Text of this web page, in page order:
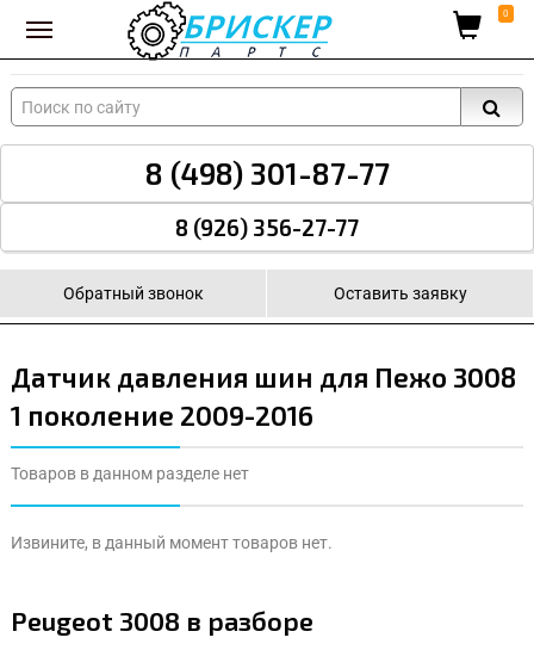
Вход для поставщиков 0
8 (498) 301-87-77
8 (926) 356-27-77
Обратный звонок Оставить заявку
Датчик давления шин для Пежо 3008
1 поколение 2009-2016
Товаров в данном разделе нет
Извините, в данный момент товаров нет.
Peugeot 3008 в разборе